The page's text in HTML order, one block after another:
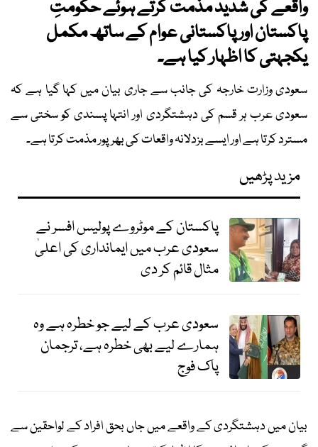
واقعے کی شدید مذمت کرتے ہوئے حکومتِ
پاکستان اور پاکستانی عوام کے ساتھ مکمل
یکجہتی کا اظہار کیا ہے۔
سعودی وزارت خارجہ کی جانب سے جاری بیان میں کہا گیا ہے کہ
سعودی عرب ہر قسم کی دہشتگردی اور انتہا پسندی کو سختی سے
مسترد کرتا ہے اور ایسے بزدلانہ واقعات کی بھرپور مذمت کرتا ہے۔
مزید پڑھیں
پاکستان کے موٹروے پولیس افسر نے
سعودی عرب میں ایمانداری کی اعلیٰ
مثال قائم کر دی
سعودی عرب کے لیے جو خطرہ ہے وہ
ہمارے لیے بھی خطرہ ہے، ترجمان
پاک فوج
بیان میں دہشتگردی کے واقعے میں جاں بحق افراد کے لواحقین سے